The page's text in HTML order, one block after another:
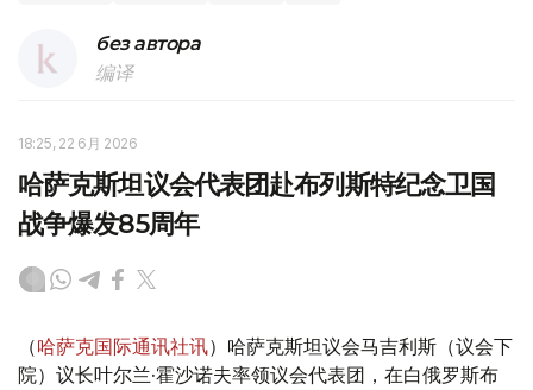
без автора
编译
18:25, 22 6月 2026
哈萨克斯坦议会代表团赴布列斯特纪念卫国
战争爆发85周年
（哈萨克国际通讯社讯）哈萨克斯坦议会马吉利斯（议会下
院）议长叶尔兰·霍沙诺夫率领议会代表团，在白俄罗斯布